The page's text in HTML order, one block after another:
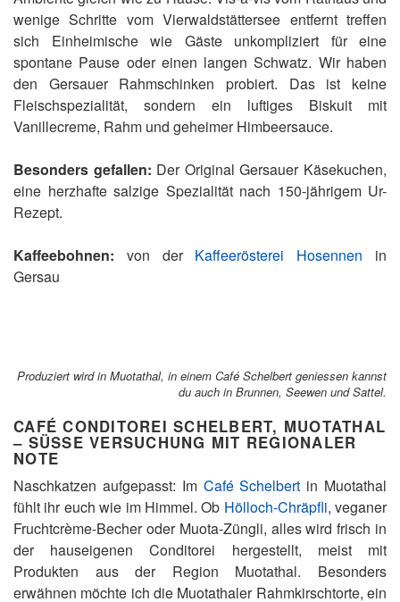
wenige Schritte vom Vierwaldstättersee entfernt treffen
sich Einheimische wie Gäste unkompliziert für eine
spontane Pause oder einen langen Schwatz. Wir haben
den Gersauer Rahmschinken probiert. Das ist keine
Fleischspezialität, sondern ein luftiges Biskuit mit
Vanillecreme, Rahm und geheimer Himbeersauce.
Besonders gefallen: Der Original Gersauer Käsekuchen,
eine herzhafte salzige Spezialität nach 150-jährigem Ur-
Rezept.
Kaffeebohnen: von der Kaffeerösterei Hosennen in
Gersau
Produziert wird in Muotathal, in einem Café Schelbert geniessen kannst
du auch in Brunnen, Seewen und Sattel.
CAFÉ CONDITOREI SCHELBERT, MUOTATHAL
– SÜSSE VERSUCHUNG MIT REGIONALER
NOTE
Naschkatzen aufgepasst: Im Café Schelbert in Muotathal
fühlt ihr euch wie im Himmel. Ob Hölloch-Chräpfli, veganer
Fruchtcrème-Becher oder Muota-Züngli, alles wird frisch in
der hauseigenen Conditorei hergestellt, meist mit
Produkten aus der Region Muotathal. Besonders
erwähnen möchte ich die Muotathaler Rahmkirschtorte, ein